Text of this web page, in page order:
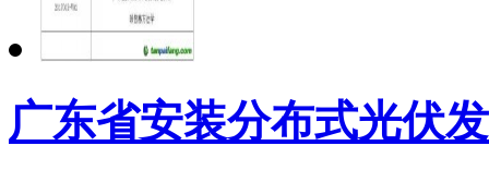
广东省安装分布式光伏